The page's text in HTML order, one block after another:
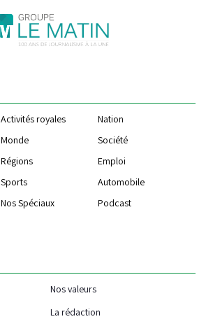
Activités royales
Nation
Monde
Société
Régions
Emploi
Sports
Automobile
Nos Spéciaux Podcast
Nos valeurs
La rédaction